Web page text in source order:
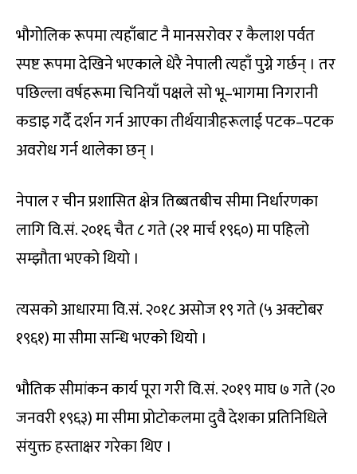
भौगोलिक रूपमा त्यहाँबाट नै मानसरोवर र कैलाश पर्वत
स्पष्ट रूपमा देखिने भएकाले धेरै नेपाली त्यहाँ पुग्ने गर्छन् । तर
पछिल्ला वर्षहरूमा चिनियाँ पक्षले सो भू–भागमा निगरानी
कडाइ गर्दै दर्शन गर्न आएका तीर्थयात्रीहरूलाई पटक–पटक
अवरोध गर्न थालेका छन् ।
नेपाल र चीन प्रशासित क्षेत्र तिब्बतबीच सीमा निर्धारणका
लागि वि.सं. २०१६ चैत ८ गते (२१ मार्च १९६०) मा पहिलो
सम्झौता भएको थियो ।
त्यसको आधारमा वि.सं. २०१८ असोज १९ गते (५ अक्टोबर
१९६१) मा सीमा सन्धि भएको थियो ।
भौतिक सीमांकन कार्य पूरा गरी वि.सं. २०१९ माघ ७ गते (२०
जनवरी १९६३) मा सीमा प्रोटोकलमा दुवै देशका प्रतिनिधिले
संयुक्त हस्ताक्षर गरेका थिए ।